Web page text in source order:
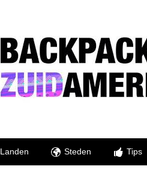
Landen Steden Tips